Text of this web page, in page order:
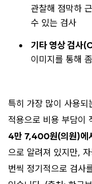
관찰해 점막하
수 있는 검사
기타 영상 검사
이미지를 통해
특히 가장 많이 사용되
적용으로 비용 부담이
4만 7,400원(의원)에
으로 알려져 있지만,
번씩 정기적으로 검사